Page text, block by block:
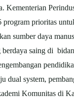
Kementerian
program prioritas
sumber daya
berdaya saing di
dual system,
Komunitas di